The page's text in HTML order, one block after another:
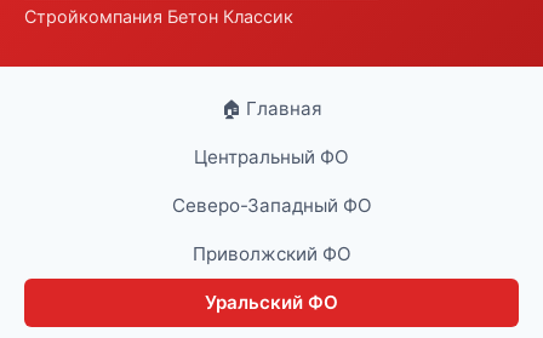
Стройкомпания Бетон Классик
🏠 Главная
Центральный ФО
Северо-Западный ФО
Приволжский ФО
Уральский ФО